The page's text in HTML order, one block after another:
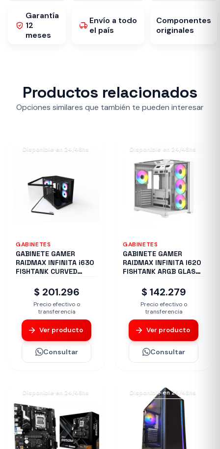
Garantía
12
meses
Envío a todo
el país
Componentes
originales
Productos relacionados
Opciones similares que también te pueden interesar
Disponible en 24/48hs
GABINETES
GABINETE GAMER
RAIDMAX INFINITA i630
FISHTANK CURVED
$ 201.296
Precio efectivo o
transferencia
Ver producto
Consultar
Disponible en 24/48hs
GABINETES
GABINETE GAMER
RAIDMAX INFINITA I620
FISHTANK ARGB GLASS
$ 142.279
Precio efectivo o
transferencia
Ver producto
Consultar
Disponible en 24/48hs Disponible en 24/48hs